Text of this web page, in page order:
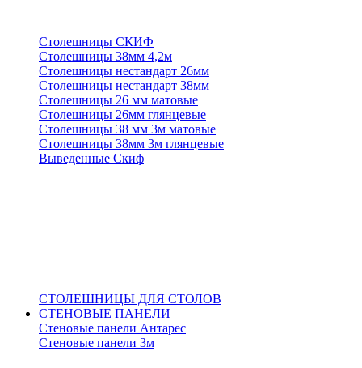
Столешницы СКИФ
Столешницы 38мм 4,2м
Столешницы нестандарт 26мм
Столешницы нестандарт 38мм
Столешницы 26 мм матовые
Столешницы 26мм глянцевые
Столешницы 38 мм 3м матовые
Столешницы 38мм 3м глянцевые
Выведенные Скиф
СТОЛЕШНИЦЫ ДЛЯ СТОЛОВ
СТЕНОВЫЕ ПАНЕЛИ
Стеновые панели Антарес
Стеновые панели 3м